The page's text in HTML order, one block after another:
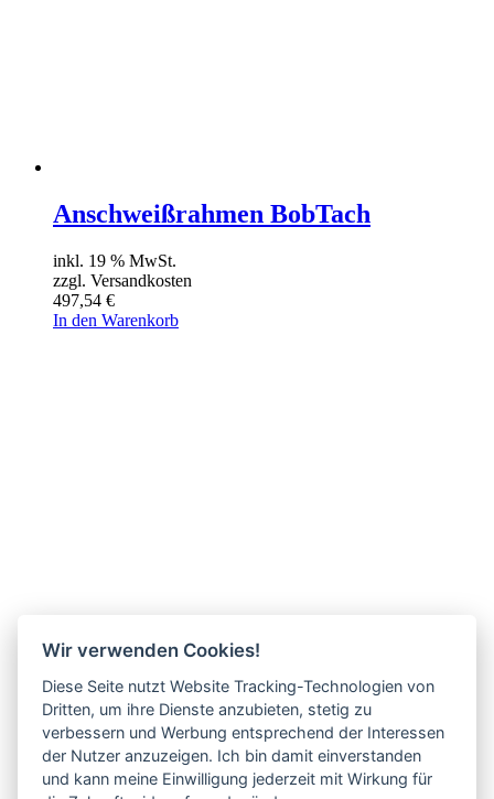
Anschweißrahmen BobTach
inkl. 19 % MwSt.
zzgl. Versandkosten
497,54 €
In den Warenkorb
Filterkit Bobcat 6987751
Wir verwenden Cookies!
Diese Seite nutzt Website Tracking-Technologien von
Dritten, um ihre Dienste anzubieten, stetig zu
verbessern und Werbung entsprechend der Interessen
der Nutzer anzuzeigen. Ich bin damit einverstanden
und kann meine Einwilligung jederzeit mit Wirkung für